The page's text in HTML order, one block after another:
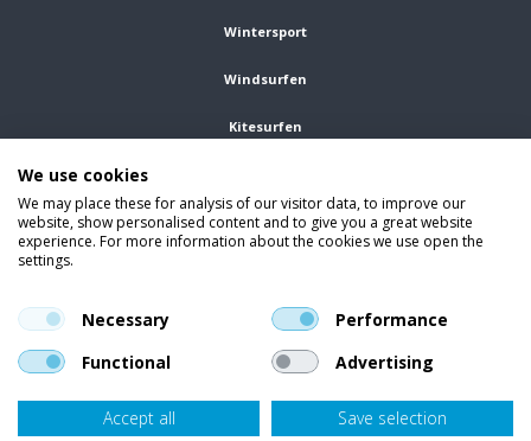
Wintersport
Windsurfen
Kitesurfen
Kleding
Vind ons op social media
En blijf op de hoogte van trends, aanbiedingen en kortingsacties.
Onze klanten beoordelen Van Bellen Wind & Snowgemiddeld met een
We use cookies
We may place these for analysis of our visitor data, to improve our
website, show personalised content and to give you a great website
experience. For more information about the cookies we use open the
settings.
Necessary
Performance
Functional
Advertising
Accept all Save selection